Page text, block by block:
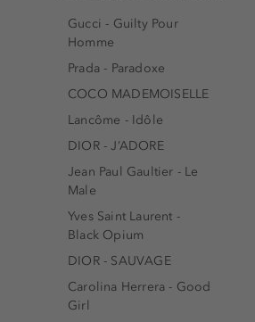
Gucci - Guilty Pour
Homme
Prada - Paradoxe
COCO MADEMOISELLE
Lancôme - Idôle
DIOR - J’ADORE
Jean Paul Gaultier - Le
Male
Yves Saint Laurent -
Black Opium
DIOR - SAUVAGE
Carolina Herrera - Good
Girl